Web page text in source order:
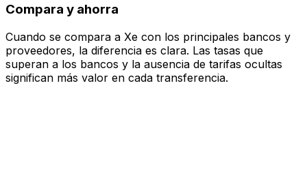
Compara y ahorra
Cuando se compara a Xe con los principales bancos y
proveedores, la diferencia es clara. Las tasas que
superan a los bancos y la ausencia de tarifas ocultas
significan más valor en cada transferencia.